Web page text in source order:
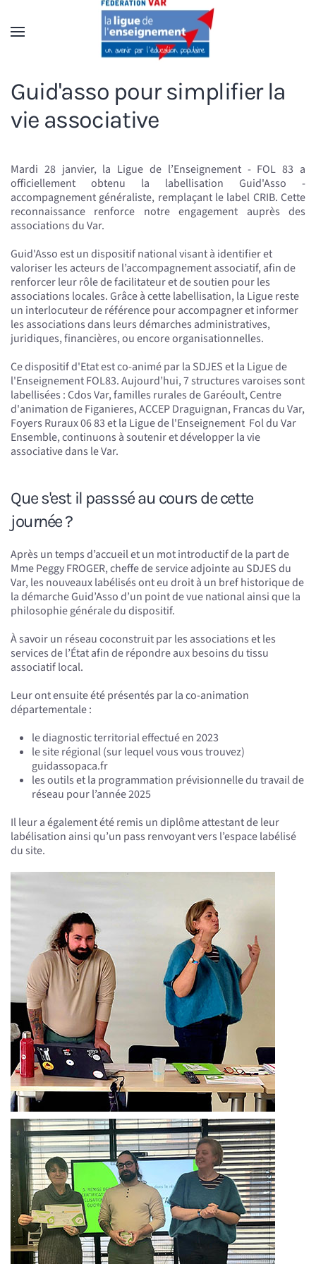
Accéder au contenu principal
Guid'asso pour simplifier la
vie associative
Mardi 28 janvier, la Ligue de l’Enseignement - FOL 83 a
officiellement obtenu la labellisation Guid'Asso -
accompagnement généraliste, remplaçant le label CRIB. Cette
reconnaissance renforce notre engagement auprès des
associations du Var.
Guid'Asso est un dispositif national visant à identifier et
valoriser les acteurs de l’accompagnement associatif, afin de
renforcer leur rôle de facilitateur et de soutien pour les
associations locales. Grâce à cette labellisation, la Ligue reste
un interlocuteur de référence pour accompagner et informer
les associations dans leurs démarches administratives,
juridiques, financières, ou encore organisationnelles.
Ce dispositif d'Etat est co-animé par la SDJES et la Ligue de
l'Enseignement FOL83. Aujourd’hui, 7 structures varoises sont
labellisées : Cdos Var, familles rurales de Garéoult, Centre
d'animation de Figanieres, ACCEP Draguignan, Francas du Var,
Foyers Ruraux 06 83 et la Ligue de l'Enseignement Fol du Var
Ensemble, continuons à soutenir et développer la vie
associative dans le Var.
Que s'est il passsé au cours de cette
journée ?
Après un temps d’accueil et un mot introductif de la part de
Mme Peggy FROGER, cheffe de service adjointe au SDJES du
Var, les nouveaux labélisés ont eu droit à un bref historique de
la démarche Guid’Asso d’un point de vue national ainsi que la
philosophie générale du dispositif.
À savoir un réseau coconstruit par les associations et les
services de l’État afin de répondre aux besoins du tissu
associatif local.
Leur ont ensuite été présentés par la co-animation
départementale :
le diagnostic territorial effectué en 2023
le site régional (sur lequel vous vous trouvez)
guidassopaca.fr
les outils et la programmation prévisionnelle du travail de
réseau pour l’année 2025
Il leur a également été remis un diplôme attestant de leur
labélisation ainsi qu’un pass renvoyant vers l’espace labélisé
du site.